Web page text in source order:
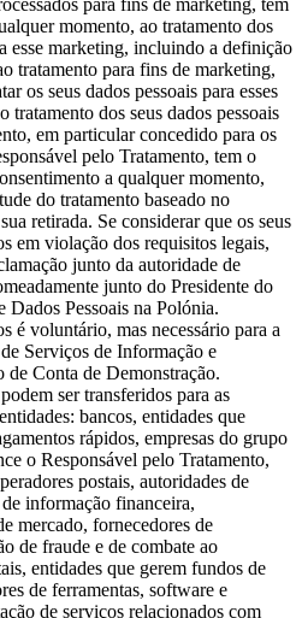
para fins de marketing, tem
momento, ao tratamento dos
esse marketing, incluindo a definição
tratamento para fins de marketing,
os seus dados pessoais para esses
tratamento dos seus dados pessoais
em particular concedido para os
pelo Tratamento, tem o
a qualquer momento,
do tratamento baseado no
retirada. Se considerar que os seus
em violação dos requisitos legais,
junto da autoridade de
junto do Presidente do
Dados Pessoais na Polónia.
é voluntário, mas necessário para a
Serviços de Informação e
de Conta de Demonstração.
ser transferidos para as
bancos, entidades que
rápidos, empresas do grupo
o Responsável pelo Tratamento,
postais, autoridades de
informação financeira,
mercado, fornecedores de
de fraude e de combate ao
entidades que gerem fundos de
de ferramentas, software e
de serviços relacionados com